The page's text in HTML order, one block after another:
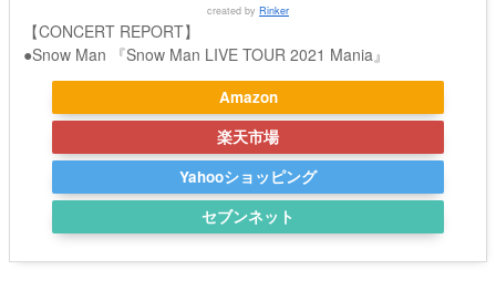
created by Rinker
【CONCERT REPORT】
●Snow Man 『Snow Man LIVE TOUR 2021 Mania』
Amazon
楽天市場
Yahooショッピング
セブンネット